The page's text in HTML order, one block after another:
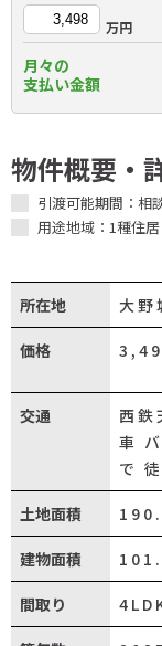
万円
月々の
支払い金額
物件概要・
引渡可能期間：相
用途地域：1種住居
所在地 大野
価格
交通
西鉄
車
で
土地面積
建物面積
間取り